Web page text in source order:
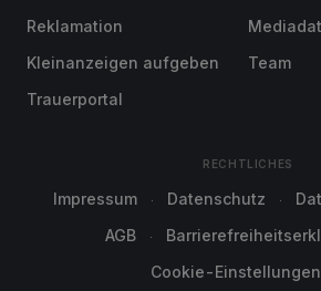
Reklamation
Kleinanzeigen aufgeben
Trauerportal
Team
RECHTLICHES
Impressum Datenschutz
AGB
Cookie-Einstellungen